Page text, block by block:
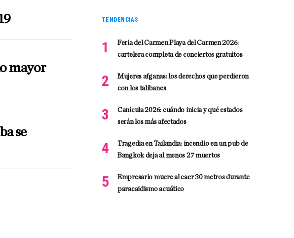
mayor
se
TENDENCIAS
Feria del Carmen Playa del Carmen 2026:
cartelera completa de conciertos gratuitos
Mujeres afganas: los derechos que perdieron
con los talibanes
Canícula 2026: cuándo inicia y qué estados
serán los más afectados
Tragedia en Tailandia: incendio en un pub de
Bangkok deja al menos 27 muertos
Empresario muere al caer 30 metros durante
paracaidismo acuático